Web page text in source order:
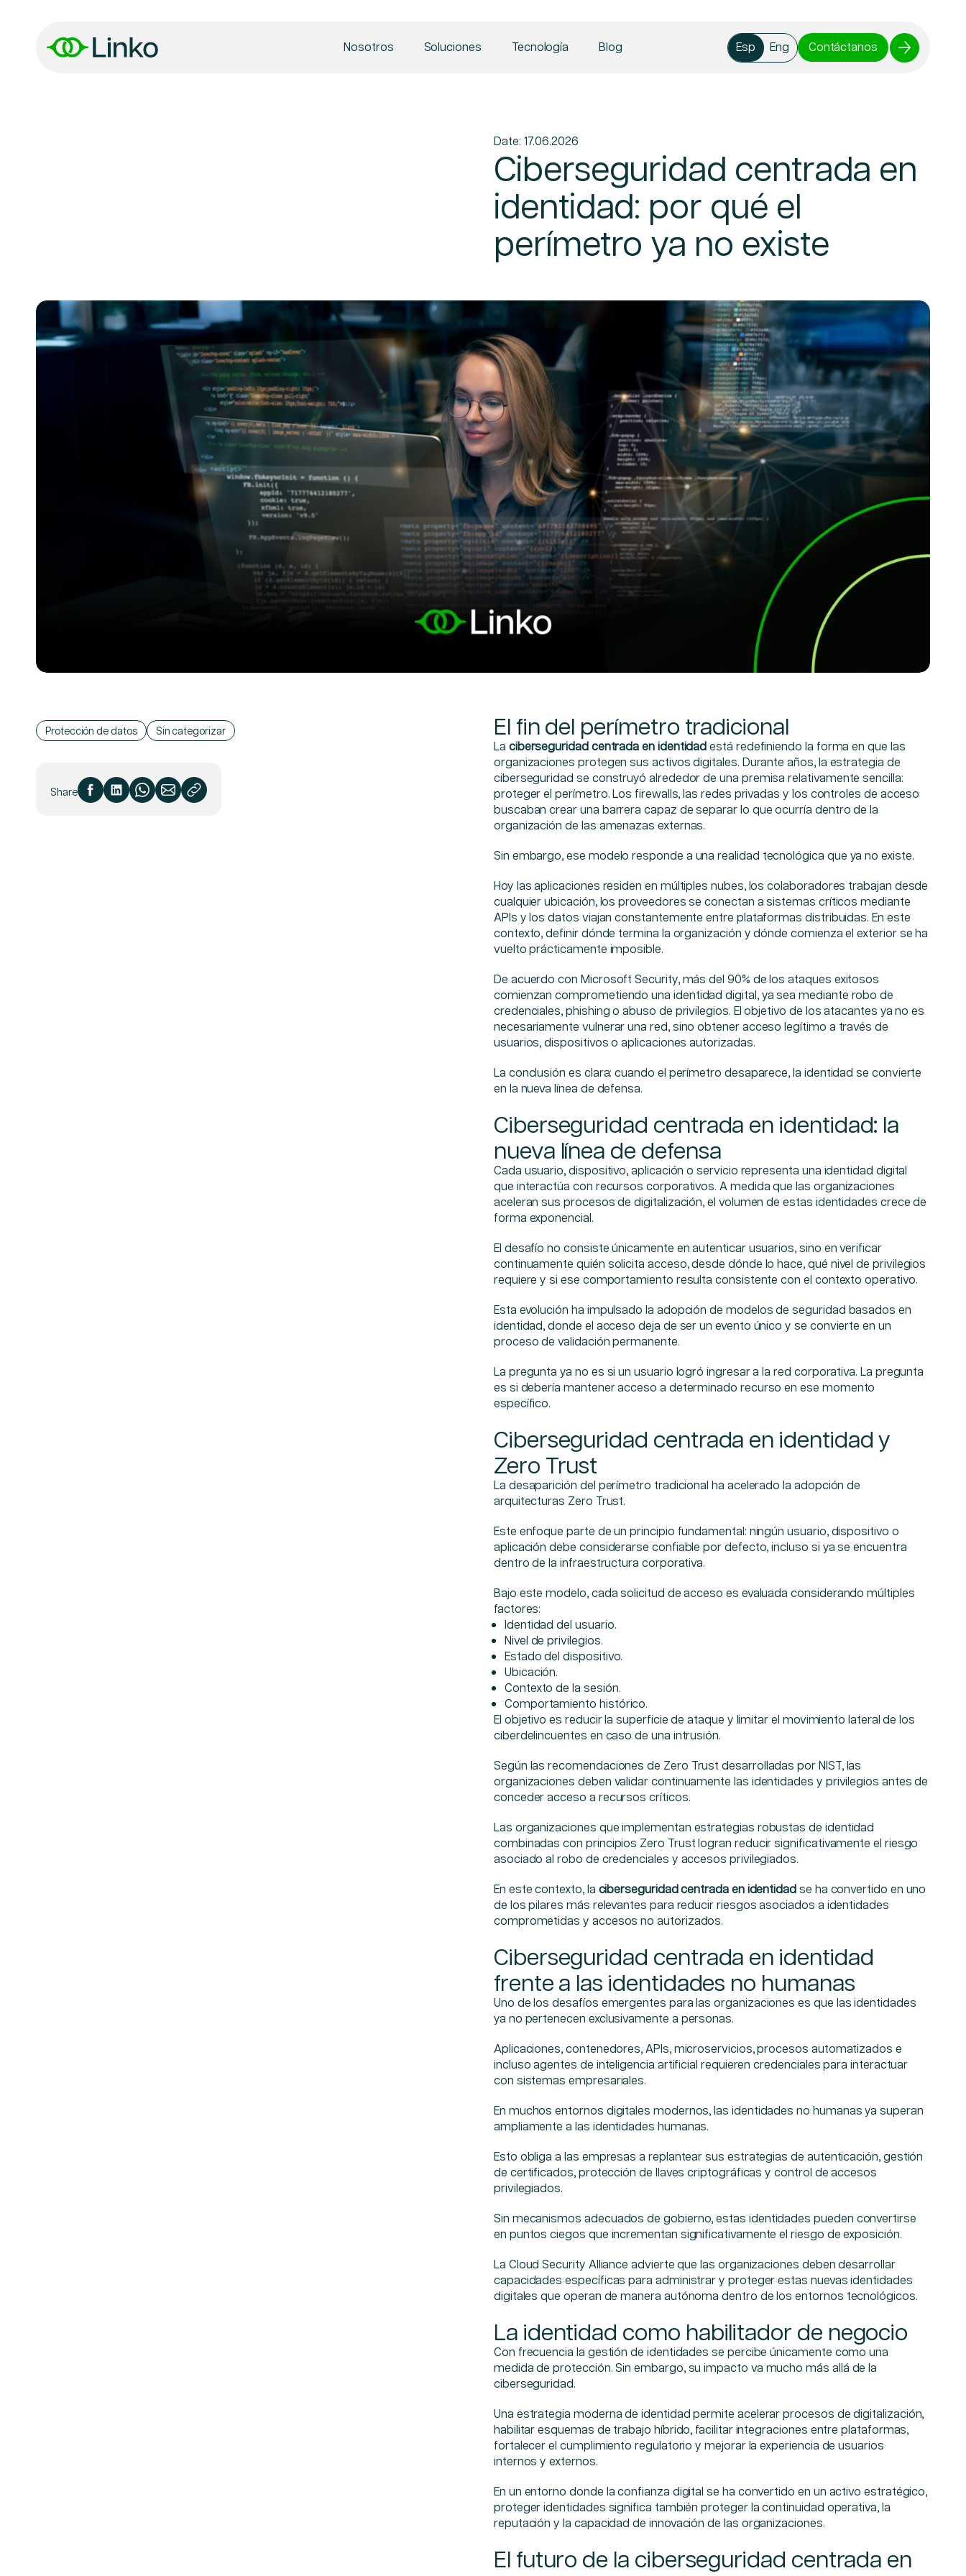
Nosotros Soluciones Tecnología Blog Esp Eng Contáctanos
Date: 17.06.2026
Ciberseguridad centrada en
identidad: por qué el
perímetro ya no existe
Protección de datos Sin categorizar
Share
El fin del perímetro tradicional
La ciberseguridad centrada en identidadestá redefiniendo la forma en que las
organizaciones protegen sus activos digitales. Durante años, la estrategia de
ciberseguridad se construyó alrededor de una premisa relativamente sencilla:
proteger el perímetro. Los firewalls, las redes privadas y los controles de acceso
buscaban crear una barrera capaz de separar lo que ocurría dentro de la
organización de las amenazas externas.
Sin embargo, ese modelo responde a una realidad tecnológica que ya no existe.
Hoy las aplicaciones residen en múltiples nubes, los colaboradores trabajan desde
cualquier ubicación, los proveedores se conectan a sistemas críticos mediante
APIs y los datos viajan constantemente entre plataformas distribuidas. En este
contexto, definir dónde termina la organización y dónde comienza el exterior se ha
vuelto prácticamente imposible.
De acuerdo con Microsoft Security, más del 90% de los ataques exitosos
comienzan comprometiendo una identidad digital, ya sea mediante robo de
credenciales, phishing o abuso de privilegios. El objetivo de los atacantes ya no es
necesariamente vulnerar una red, sino obtener acceso legítimo a través de
usuarios, dispositivos o aplicaciones autorizadas.
La conclusión es clara: cuando el perímetro desaparece, la identidad se convierte
en la nueva línea de defensa.
Ciberseguridad centrada en identidad: la
nueva línea de defensa
Cada usuario, dispositivo, aplicación o servicio representa una identidad digital
que interactúa con recursos corporativos. A medida que las organizaciones
aceleran sus procesos de digitalización, el volumen de estas identidades crece de
forma exponencial.
El desafío no consiste únicamente en autenticar usuarios, sino en verificar
continuamente quién solicita acceso, desde dónde lo hace, qué nivel de privilegios
requiere y si ese comportamiento resulta consistente con el contexto operativo.
Esta evolución ha impulsado la adopción de modelos de seguridad basados en
identidad, donde el acceso deja de ser un evento único y se convierte en un
proceso de validación permanente.
La pregunta ya no es si un usuario logró ingresar a la red corporativa. La pregunta
es si debería mantener acceso a determinado recurso en ese momento
específico.
Ciberseguridad centrada en identidad y
Zero Trust
La desaparición del perímetro tradicional ha acelerado la adopción de
arquitecturas Zero Trust.
Este enfoque parte de un principio fundamental: ningún usuario, dispositivo o
aplicación debe considerarse confiable por defecto, incluso si ya se encuentra
dentro de la infraestructura corporativa.
Bajo este modelo, cada solicitud de acceso es evaluada considerando múltiples
factores:
Identidad del usuario.
Nivel de privilegios.
Estado del dispositivo.
Ubicación.
Contexto de la sesión.
Comportamiento histórico.
El objetivo es reducir la superficie de ataque y limitar el movimiento lateral de los
ciberdelincuentes en caso de una intrusión.
Según las recomendaciones de Zero Trust desarrolladas por NIST, las
organizaciones deben validar continuamente las identidades y privilegios antes de
conceder acceso a recursos críticos.
Las organizaciones que implementan estrategias robustas de identidad
combinadas con principios Zero Trust logran reducir significativamente el riesgo
asociado al robo de credenciales y accesos privilegiados.
En este contexto, la ciberseguridad centrada en identidadse ha convertido en uno
de los pilares más relevantes para reducir riesgos asociados a identidades
comprometidas y accesos no autorizados.
Ciberseguridad centrada en identidad
frente a las identidades no humanas
Uno de los desafíos emergentes para las organizaciones es que las identidades
ya no pertenecen exclusivamente a personas.
Aplicaciones, contenedores, APIs, microservicios, procesos automatizados e
incluso agentes de inteligencia artificial requieren credenciales para interactuar
con sistemas empresariales.
En muchos entornos digitales modernos, las identidades no humanas ya superan
ampliamente a las identidades humanas.
Esto obliga a las empresas a replantear sus estrategias de autenticación, gestión
de certificados, protección de llaves criptográficas y control de accesos
privilegiados.
Sin mecanismos adecuados de gobierno, estas identidades pueden convertirse
en puntos ciegos que incrementan significativamente el riesgo de exposición.
La Cloud Security Alliance advierte que las organizaciones deben desarrollar
capacidades específicas para administrar y proteger estas nuevas identidades
digitales que operan de manera autónoma dentro de los entornos tecnológicos.
La identidad como habilitador de negocio
Con frecuencia la gestión de identidades se percibe únicamente como una
medida de protección. Sin embargo, su impacto va mucho más allá de la
ciberseguridad.
Una estrategia moderna de identidad permite acelerar procesos de digitalización,
habilitar esquemas de trabajo híbrido, facilitar integraciones entre plataformas,
fortalecer el cumplimiento regulatorio y mejorar la experiencia de usuarios
internos y externos.
En un entorno donde la confianza digital se ha convertido en un activo estratégico,
proteger identidades significa también proteger la continuidad operativa, la
reputación y la capacidad de innovación de las organizaciones.
El futuro de la ciberseguridad centrada en